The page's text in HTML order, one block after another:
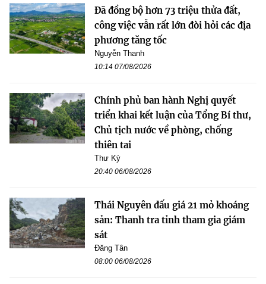
Đã đồng bộ hơn 73 triệu thửa đất,
công việc vẫn rất lớn đòi hỏi các địa
phương tăng tốc
Nguyễn Thanh
10:14 07/08/2026
Chính phủ ban hành Nghị quyết
triển khai kết luận của Tổng Bí thư,
Chủ tịch nước về phòng, chống
thiên tai
Thư Kỳ
20:40 06/08/2026
Thái Nguyên đấu giá 21 mỏ khoáng
sản: Thanh tra tỉnh tham gia giám
sát
Đăng Tân
08:00 06/08/2026